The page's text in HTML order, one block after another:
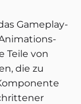
Gameplay-
Teile von
die zu